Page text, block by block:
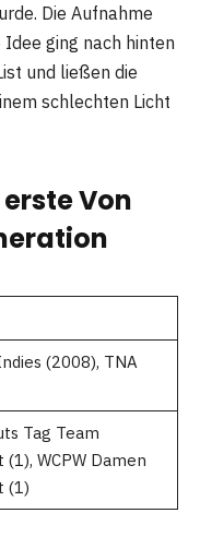
Die Aufnahme
Idee ging nach hinten
und ließen die
schlechten Licht
Von
(2008), TNA
Tag Team
WCPW Damen
(1)